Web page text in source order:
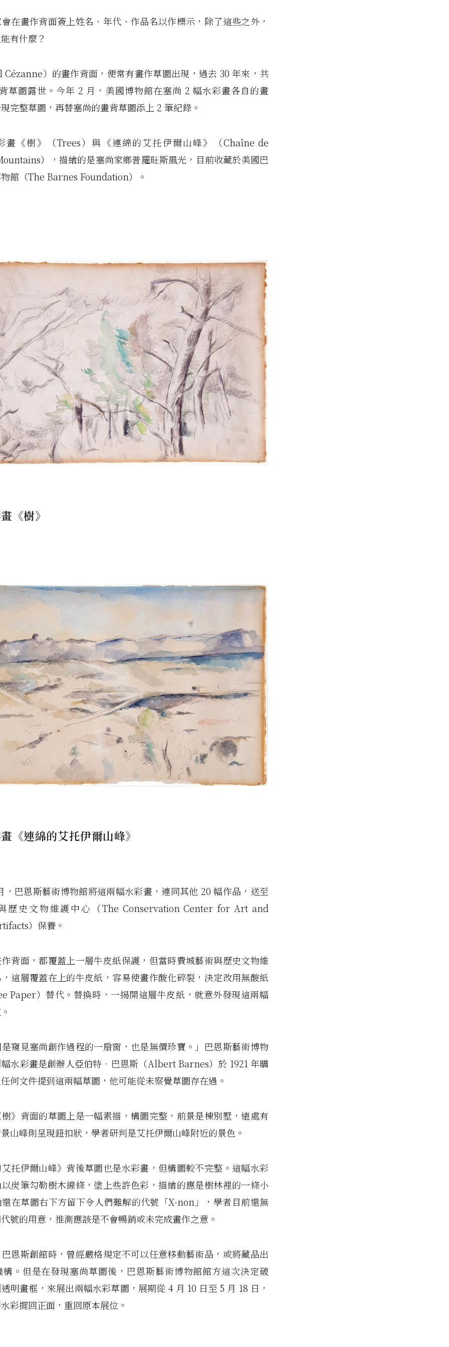
在畫作背面簽上姓名、年代、作品名以作標示，除了這些之外，
有什麼？
Cézanne）的畫作背面，便常有畫作草圖出現，過去 30 年來，共
草圖露世。今年 2 月，美國博物館在塞尚 2 幅水彩畫各自的畫
完整草圖，再替塞尚的畫背草圖添上 2 筆紀錄。
畫《樹》（Trees）與《連綿的艾托伊爾山峰》（Chaîne de
），描繪的是塞尚家鄉普羅旺斯風光，目前收藏於美國巴
館（The Barnes Foundation）。
《樹》
《連綿的艾托伊爾山峰》
，巴恩斯藝術博物館將這兩幅水彩畫，連同其他 20 幅作品，送至
歷史文物維護中心（The Conservation Center for Art and
）保養。
背面，都覆蓋上一層牛皮紙保護，但當時費城藝術與歷史文物維
這層覆蓋在上的牛皮紙，容易使畫作酸化碎裂，決定改用無酸紙
Paper）替代。替換時，一揭開這層牛皮紙，就意外發現這兩幅
窺見塞尚創作過程的一扇窗，也是無價珍寶。」巴恩斯藝術博物
水彩畫是創辦人亞伯特．巴恩斯（Albert Barnes）於 1921 年購
何文件提到這兩幅草圖，他可能從未察覺草圖存在過。
》背面的草圖上是一幅素描，構圖完整，前景是棟別墅，遠處有
山峰則呈現鈕扣狀，學者研判是艾托伊爾山峰附近的景色。
托伊爾山峰》背後草圖也是水彩畫，但構圖較不完整。這幅水彩
炭筆勾勒樹木線條，塗上些許色彩，描繪的應是樹林裡的一條小
在草圖右下方留下令人們難解的代號「X-non」，學者目前還無
號的用意，推測應該是不會暢銷或未完成畫作之意。
恩斯創館時，曾經嚴格規定不可以任意移動藝術品，或將藏品出
。但是在發現塞尚草圖後，巴恩斯藝術博物館館方這次決定破
明畫框，來展出兩幅水彩草圖，展期從 4 月 10 日至 5 月 18 日，
彩擺回正面，重回原本展位。